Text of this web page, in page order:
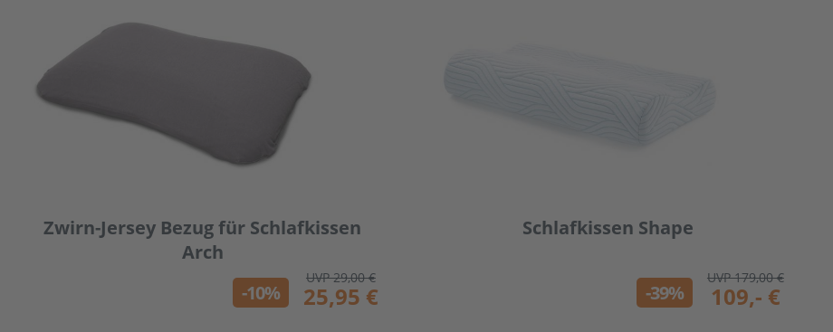
Zwirn-Jersey Bezug für Schlafkissen
Arch
-10%
25,95 €
UVP 29,00 €
Schlafkissen Shape
-39% 109,- €
UVP 179,00 €